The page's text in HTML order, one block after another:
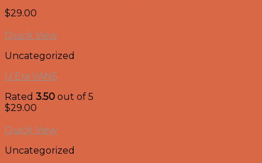
$29.00
Quick View
Uncategorized
U Era VANS
Rated 3.50 out of 5
$29.00
Quick View
Uncategorized